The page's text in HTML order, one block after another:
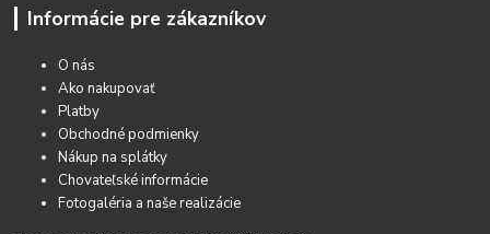
Informácie pre zákazníkov
O nás
Ako nakupovať
Platby
Obchodné podmienky
Nákup na splátky
Chovateľské informácie
Fotogaléria a naše realizácie